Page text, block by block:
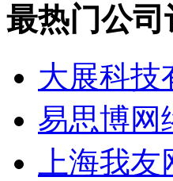
最热门公司
大展科技
易思博网
上海我